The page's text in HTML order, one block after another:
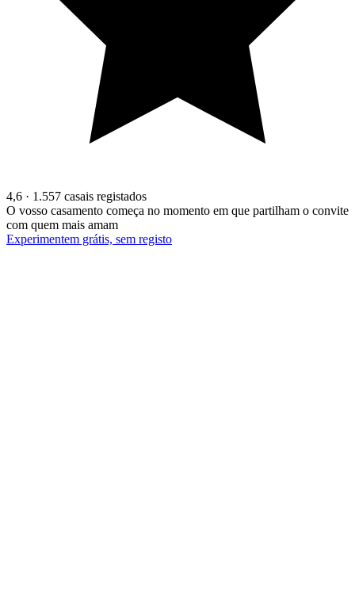
4,6 · 1.557 casais registados
O vosso casamento começa no momento em que partilham o convite
com quem mais amam
Experimentem grátis, sem registo